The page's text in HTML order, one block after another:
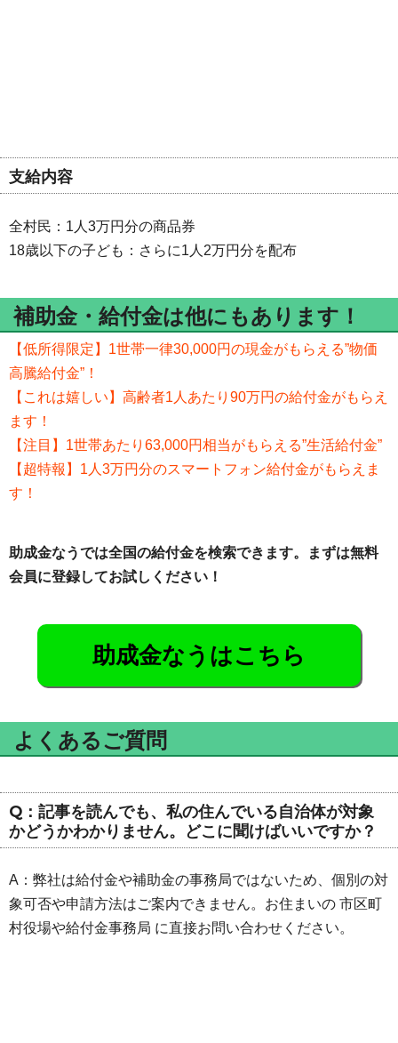
支給内容
全村民：1人3万円分の商品券
18歳以下の子ども：さらに1人2万円分を配布
補助金・給付金は他にもあります！
【低所得限定】1世帯一律30,000円の現金がもらえる”物価
高騰給付金”！
【これは嬉しい】高齢者1人あたり90万円の給付金がもらえ
ます！
【注目】1世帯あたり63,000円相当がもらえる”生活給付金”
【超特報】1人3万円分のスマートフォン給付金がもらえま
す！
助成金なうでは全国の給付金を検索できます。まずは無料
会員に登録してお試しください！
助成金なうはこちら
よくあるご質問
Q：記事を読んでも、私の住んでいる自治体が対象
かどうかわかりません。どこに聞けばいいですか？
A：弊社は給付金や補助金の事務局ではないため、個別の対
象可否や申請方法はご案内できません。お住まいの 市区町
村役場や給付金事務局 に直接お問い合わせください。